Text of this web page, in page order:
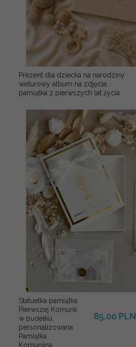
Prezent dla dziecka na narodziny
welurowy album na zdjęcia,
pamiątka z pierwszych lat życia
Statuetka pamiątka
Pierwszej Komunii
w pudełku,
personalizowana
Pamiątka
Komunijna
85.00 PLN